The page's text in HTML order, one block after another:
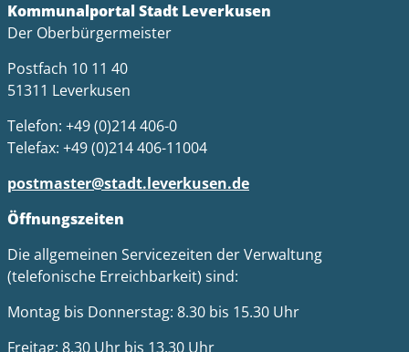
Kommunalportal Stadt Leverkusen
Der Oberbürgermeister
Postfach 10 11 40
51311 Leverkusen
Telefon: +49 (0)214 406-0
Telefax: +49 (0)214 406-11004
postmaster@stadt.leverkusen.de
Öffnungszeiten
Die allgemeinen Servicezeiten der Verwaltung
(telefonische Erreichbarkeit) sind:
Montag bis Donnerstag: 8.30 bis 15.30 Uhr
Freitag: 8.30 Uhr bis 13.30 Uhr